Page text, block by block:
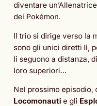
diventare
dei Pokémon.
Il trio si dirige verso la
sono gli unici diretti lì,
li seguono a distanza,
loro superiori…
Nel prossimo episodio,
Locomonauti e gli